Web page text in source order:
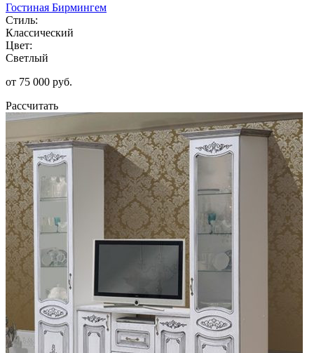
Гостиная Бирмингем
Стиль:
Классический
Цвет:
Светлый
от 75 000 руб.
Рассчитать